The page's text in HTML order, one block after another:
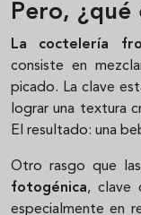
Pero, ¿qué
La coctelería
consiste en
picado. La clave
lograr una textura
El resultado: una
Otro rasgo que
fotogénica, clave
especialmente en